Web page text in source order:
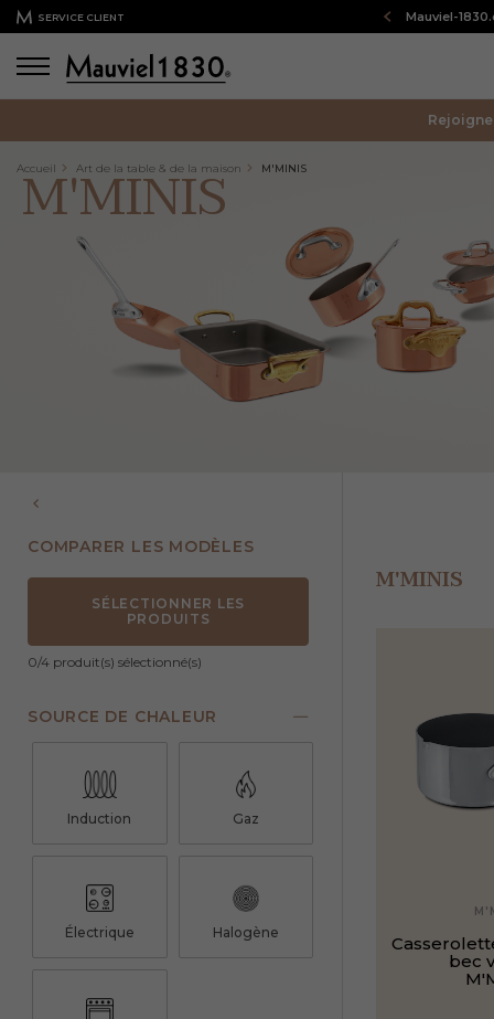
SERVICE CLIENT Bienvenue sur notre boutique en ligne : Mauviel-
Accueil Art de la table & de la maison M'MINIS
M'MINIS
COMPARER LES MODÈLES
SÉLECTIONNER LES
PRODUITS
0/4 produit(s) sélectionné(s)
SOURCE DE CHALEUR
Induction Gaz
Électrique Halogène
M'MINIS
bec